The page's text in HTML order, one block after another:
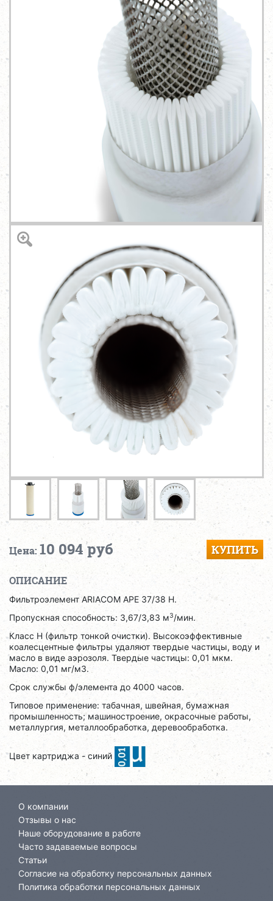
Цена: 10 094 руб КУПИТЬ
ОПИСАНИЕ
Фильтроэлемент ARIACOM APE 37/38 H.
Пропускная способность: 3,67/3,83 м3/мин.
Класс H (фильтр тонкой очистки). Высокоэффективные
коалесцентные фильтры удаляют твердые частицы, воду и
масло в виде аэрозоля. Твердые частицы: 0,01 мкм.
Масло: 0,01 мг/м3.
Срок службы ф/элемента до 4000 часов.
Типовое применение: табачная, швейная, бумажная
промышленность; машиностроение, окрасочные работы,
металлургия, металлообработка, деревообработка.
Цвет картриджа - синий
О компании
Отзывы о нас
Наше оборудование в работе
Часто задаваемые вопросы
Статьи
Согласие на обработку персональных данных
Политика обработки персональных данных